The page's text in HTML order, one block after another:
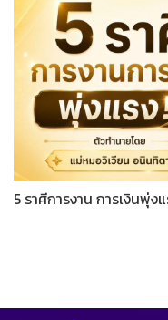
5 ราศีการงาน การเงินพุ่